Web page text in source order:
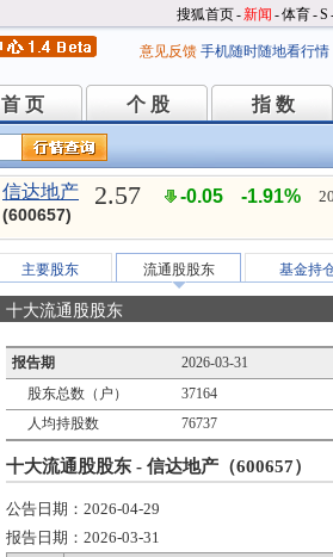
搜狐首页-新闻 -体育-S
意见反馈 手机随时随地看行情
首 页
首 页 个 股
个 股 指 数
指 数
信达地产
(600657)
2.57 -0.05 -1.91%
主要股东 流通股股东 基金持
十大流通股股东
报告期
2026-03-31
股东总数（户）
37164
人均持股数
76737
十大流通股股东 - 信达地产（600657）
公告日期： 2026-04-29
报告日期： 2026-03-31